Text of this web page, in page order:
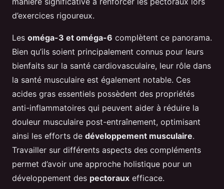
d’exercices rigoureux.
Les oméga-3 et oméga-6 complètent ce panorama.
Bien qu’ils soient principalement connus pour leurs
bienfaits sur la santé cardiovasculaire, leur rôle dans
la santé musculaire est également notable. Ces
acides gras essentiels possèdent des propriétés
anti-inflammatoires qui peuvent aider à réduire la
douleur musculaire post-entraînement, optimisant
ainsi les efforts de développement musculaire.
Travailler sur différents aspects des compléments
permet d’avoir une approche holistique pour un
développement des pectoraux efficace.